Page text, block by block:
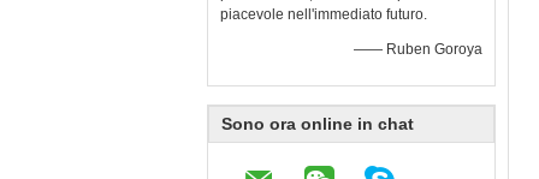
piacevole nell'immediato futuro.
—— Ruben Goroya
Sono ora online in chat